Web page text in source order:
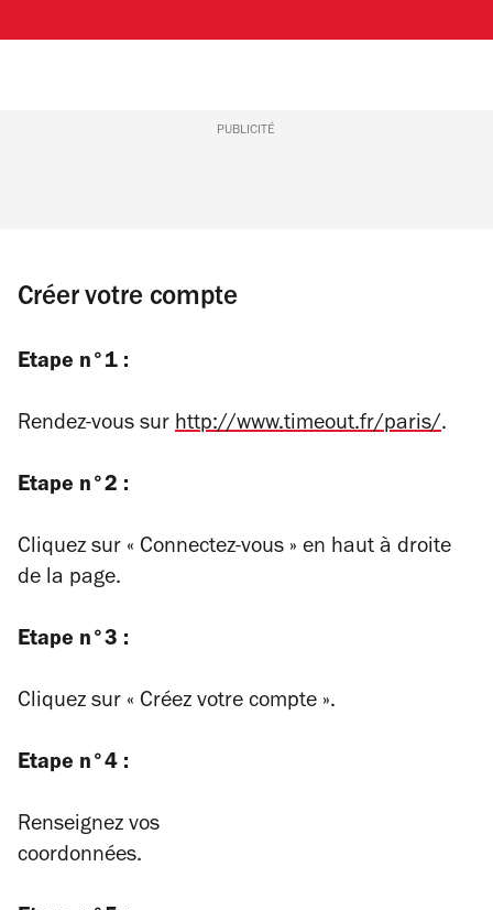
PUBLICITÉ
Créer votre compte
Etape n°1 :
Rendez-vous sur http://www.timeout.fr/paris/.
Etape n°2 :
Cliquez sur « Connectez-vous » en haut à droite
de la page.
Etape n°3 :
Cliquez sur « Créez votre compte ».
Etape n°4 :
Renseignez vos
coordonnées.